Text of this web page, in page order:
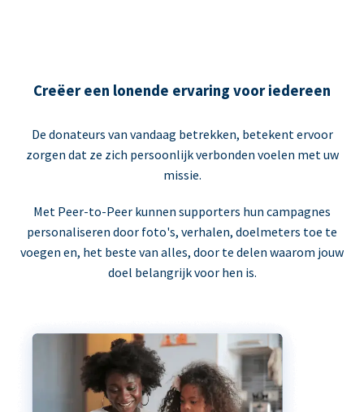
Creëer een lonende ervaring voor iedereen
De donateurs van vandaag betrekken, betekent ervoor
zorgen dat ze zich persoonlijk verbonden voelen met uw
missie.
Met Peer-to-Peer kunnen supporters hun campagnes
personaliseren door foto's, verhalen, doelmeters toe te
voegen en, het beste van alles, door te delen waarom jouw
doel belangrijk voor hen is.